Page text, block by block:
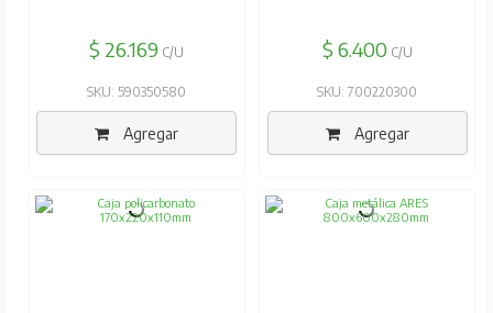
$ 26.169 C/U
SKU: 590350580
Agregar
$ 6.400C/U
SKU: 700220300
Agregar